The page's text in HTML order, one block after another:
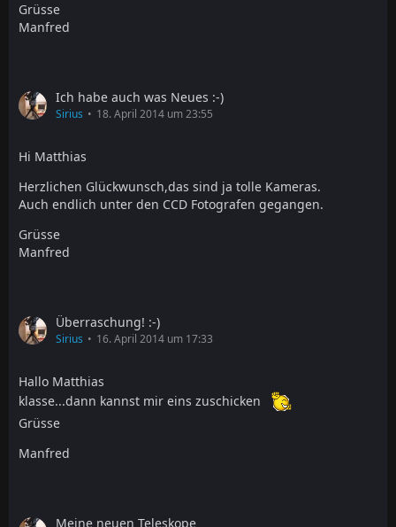
Grüsse
Manfred
Ich habe auch was Neues :-)
Sirius 18. April 2014 um 23:55
Hi Matthias
Herzlichen Glückwunsch,das sind ja tolle Kameras.
Auch endlich unter den CCD Fotografen gegangen.
Grüsse
Manfred
Überraschung! :-)
Sirius 16. April 2014 um 17:33
Hallo Matthias
klasse...dann kannst mir eins zuschicken
Grüsse
Manfred
Meine neuen Teleskope